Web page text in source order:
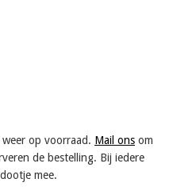
op voorraad. Mail ons om
de bestelling. Bij iedere
mee.